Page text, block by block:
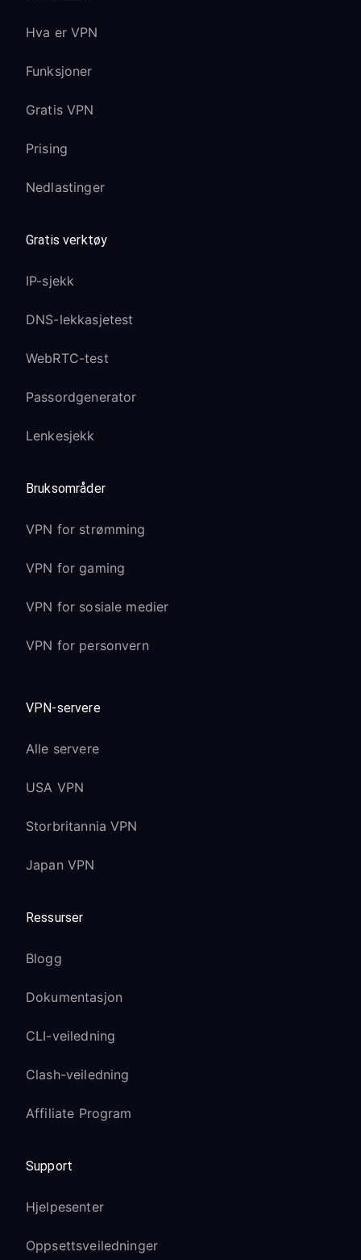
Hva er VPN
Funksjoner
Gratis VPN
Prising
Nedlastinger
Gratis verktøy
IP-sjekk
DNS-lekkasjetest
WebRTC-test
Passordgenerator
Lenkesjekk
Bruksområder
VPN for strømming
VPN for gaming
VPN for sosiale medier
VPN for personvern
VPN-servere
Alle servere
USA VPN
Storbritannia VPN
Japan VPN
Ressurser
Blogg
Dokumentasjon
CLI-veiledning
Clash-veiledning
Affiliate Program
Support
Hjelpesenter
Oppsettsveiledninger